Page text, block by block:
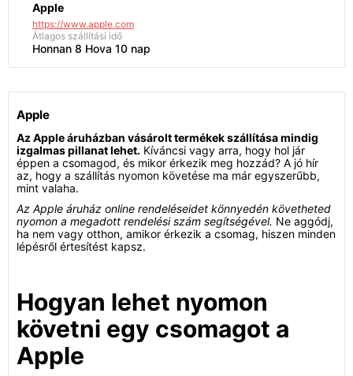
Apple
https://www.apple.com
Átlagos szállítási idő
Honnan 8 Hova 10 nap
Apple
Az Apple áruházban vásárolt termékek szállítása mindig
izgalmas pillanat lehet. Kíváncsi vagy arra, hogy hol jár
éppen a csomagod, és mikor érkezik meg hozzád? A jó hír
az, hogy a szállítás nyomon követése ma már egyszerűbb,
mint valaha.
Az Apple áruház online rendeléseidet könnyedén követheted
nyomon a megadott rendelési szám segítségével. Ne aggódj,
ha nem vagy otthon, amikor érkezik a csomag, hiszen minden
lépésről értesítést kapsz.
Hogyan lehet nyomon
követni egy csomagot a
Apple